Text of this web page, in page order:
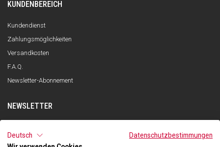
KUNDENBEREICH
Kundendienst
Zahlungsmöglichkeiten
Versandkosten
F.A.Q.
Newsletter-Abonnement
NEWSLETTER
ANMELDEN
Deutsch
Datenschutzbestimmungen